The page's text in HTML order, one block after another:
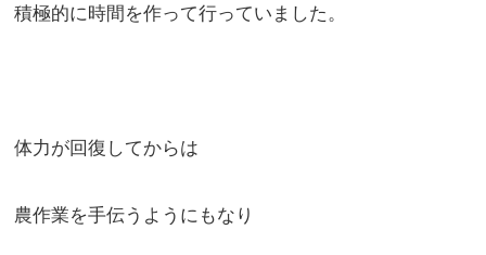
積極的に時間を作って行っていました。
体力が回復してからは
農作業を手伝うようにもなり